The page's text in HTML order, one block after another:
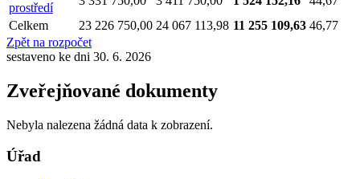
prostředí
Celkem
23 226 750,00 24 067 113,98 11 255 109,63 46,77
Zpět na rozpočet
sestaveno ke dni 30. 6. 2026
Zveřejňované dokumenty
Nebyla nalezena žádná data k zobrazení.
Úřad